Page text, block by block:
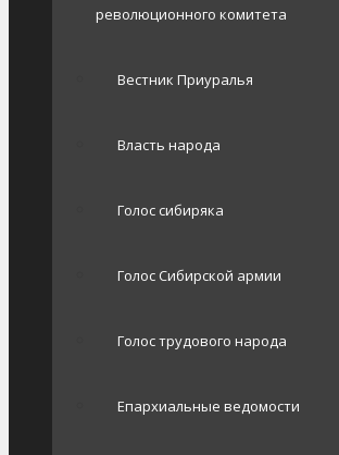
революционного комитета
Вестник Приуралья
Власть народа
Голос сибиряка
Голос Сибирской армии
Голос трудового народа
Епархиальные ведомости